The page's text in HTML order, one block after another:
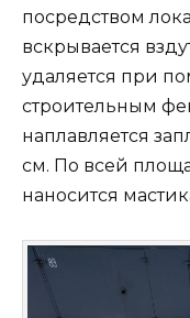
посредством
вскрывается
удаляется при
строительным
наплавляется
см. По всей
наносится